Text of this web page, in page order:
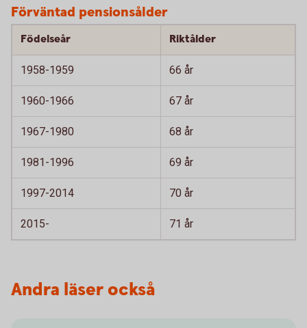
Förväntad pensionsålder
Födelseår Riktålder
1958-1959 66 år
1960-1966 67 år
1967-1980 68 år
1981-1996 69 år
1997-2014 70 år
2015- 71 år
Andra läser också